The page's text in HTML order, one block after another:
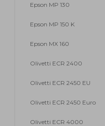
Epson MP 130
Epson MP 150 K
Epson MX 160
Olivetti ECR 2400
Olivetti ECR 2450 EU
Olivetti ECR 2450 Euro
Olivetti ECR 4000